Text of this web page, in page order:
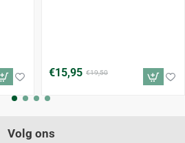
€15,95 €19,50
Volg ons